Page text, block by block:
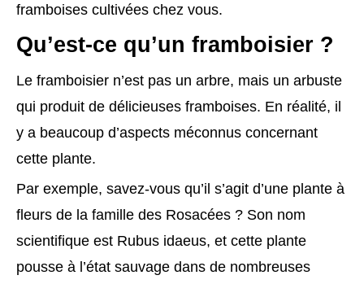
framboises cultivées chez vous.
Qu’est-ce qu’un framboisier ?
Le framboisier n’est pas un arbre, mais un arbuste
qui produit de délicieuses framboises. En réalité, il
y a beaucoup d’aspects méconnus concernant
cette plante.
Par exemple, savez-vous qu’il s’agit d’une plante à
fleurs de la famille des Rosacées ? Son nom
scientifique est Rubus idaeus, et cette plante
pousse à l’état sauvage dans de nombreuses